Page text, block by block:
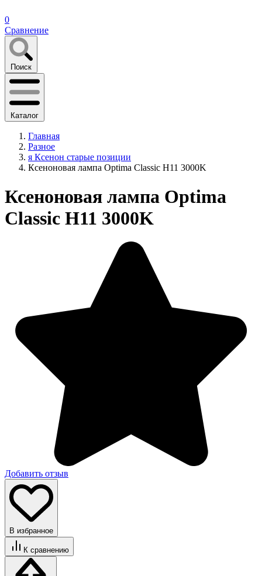
0
Сравнение
Поиск
Каталог
Главная
Разное
я Ксенон старые позиции
Ксеноновая лампа Optima Classic H11 3000K
Ксеноновая лампа Optima
Classic H11 3000K
Добавить отзыв
В избранное
К сравнению